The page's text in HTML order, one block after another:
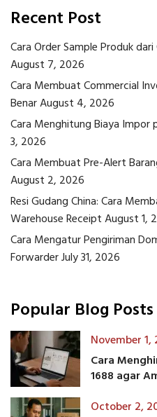
Recent Post
Cara Order Sample Produk
August 7, 2026
Cara Membuat Commercial
BenarAugust 4, 2026
Cara Menghitung Biaya Impor
3, 2026
Cara Membuat Pre-Alert
August 2, 2026
Resi Gudang China: Cara
Warehouse ReceiptAugust 1,
Cara Mengatur Pengiriman
ForwarderJuly 31, 2026
Popular Blog Posts
November 1,
Cara
1688 agar
October 2,